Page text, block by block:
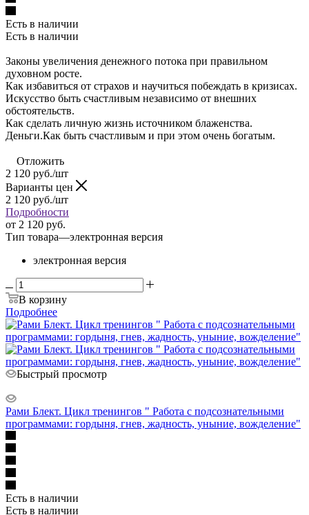
Есть в наличии
Есть в наличии
Законы увеличения денежного потока при правильном
духовном росте.
Как избавиться от страхов и научиться побеждать в кризисах.
Искусство быть счастливым независимо от внешних
обстоятельств.
Как сделать личную жизнь источником блаженства.
Деньги.Как быть счастливым и при этом очень богатым.
Отложить
2 120 руб./шт
Варианты цен
2 120 руб./шт
Подробности
от 2 120 руб.
Тип товара—электронная версия
электронная версия
В корзину
Подробнее
Быстрый просмотр
Рами Блект. Цикл тренингов " Работа с подсознательными
программами: гордыня, гнев, жадность, уныние, вожделение"
Есть в наличии
Есть в наличии